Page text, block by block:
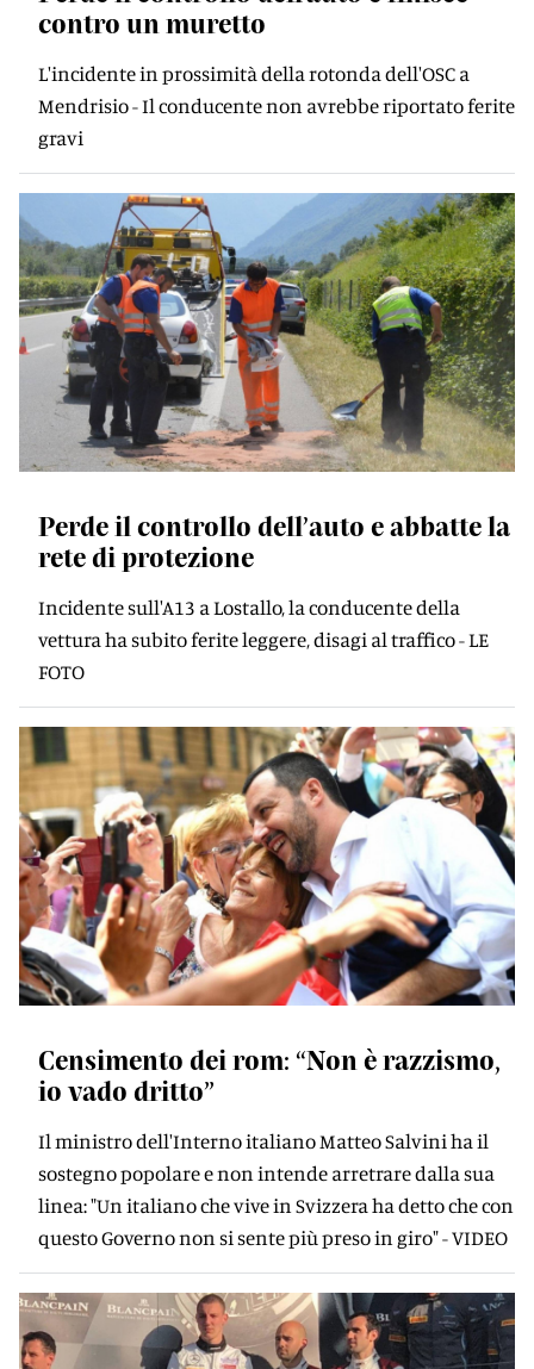
contro un muretto
L'incidente in prossimità della rotonda dell'OSC a
Mendrisio - Il conducente non avrebbe riportato ferite
gravi
Perde il controllo dell’auto e abbatte la
rete di protezione
Incidente sull'A13 a Lostallo, la conducente della
vettura ha subito ferite leggere, disagi al traffico - LE
FOTO
Censimento dei rom: “Non è razzismo,
io vado dritto”
Il ministro dell'Interno italiano Matteo Salvini ha il
sostegno popolare e non intende arretrare dalla sua
linea: "Un italiano che vive in Svizzera ha detto che con
questo Governo non si sente più preso in giro" - VIDEO